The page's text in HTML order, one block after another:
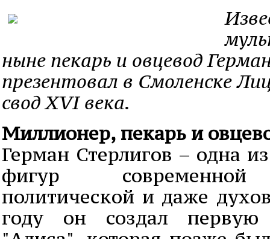
ныне пекарь и овцевод
презентовал в Смоленске
свод XVI века.
Миллионер, пекарь и
Герман Стерлигов – одна
фигур современной
политической и даже
году он создал